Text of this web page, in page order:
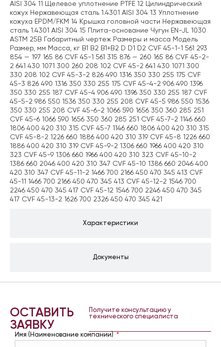
Характеристики
Документы
AISI 304 11 Щелевое уплотнение PTFE 12 Цилиндрический
кожух Нержавеющая сталь 1.4301 AISI 304 13 Уплотнение
кожуха EPDM/FKM 14 Крышка головной части Нержавеющая
сталь 1.4301 AISI 304 15 Плита-основание Чугун EN-JL 1030
ASTM 25B Габаритный чертеж Размеры и масса Модель
Размер, мм Масса, кг B1 B2 B1+B2 D D1 D2 CVF 45-1-1 561 293
854 — 197 165 86 CVF 45-1 561 315 876 — 260 165 86 CVF 45-2-
2 641 430 1071 300 260 208 102 CVF 45-2 641 430 1071 300
330 208 102 CVF 45-3-2 826 490 1316 350 330 255 175 CVF
45-3 826 490 1316 350 330 255 175 CVF 45-4-2 906 490 1396
350 330 255 187 CVF 45-4 906 490 1396 350 330 255 187 CVF
45-5-2 986 550 1536 350 330 255 208 CVF 45-5 986 550 1536
350 330 255 208 CVF 45-6-2 1066 590 1656 350 360 285 251
CVF 45-6 1066 590 1656 350 360 285 251 CVF 45-7-2 1146 660
1806 400 420 310 315 CVF 45-7 1146 660 1806 400 420 310 315
CVF 45-8-2 1226 660 1886 400 420 310 319 CVF 45-8 1226 660
1886 400 420 310 319 CVF 45-9-2 1306 660 1966 400 420 310
323 CVF 45-9 1306 660 1966 400 420 310 323 CVF 45-10-2
1386 660 2046 400 420 310 347 CVF 45-10 1386 660 2046 400
420 310 347 CVF 45-11-2 1466 700 2166 450 470 345 413 CVF
45-11 1466 700 2166 450 470 345 413 CVF 45-12-2 1546 700
2246 450 470 345 417 CVF 45-12 1546 700 2246 450 470 345
417 CVF 45-13-2 1626 700 2326 450 470 345 421
ОСТАВИТЬ
ЗАЯВКУ
Получите консультацию у
технического специалиста
Имя (Наименование компании)